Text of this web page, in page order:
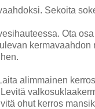
Sekoita
Ota
kermavaahdon
alimmainen
ohut kerros